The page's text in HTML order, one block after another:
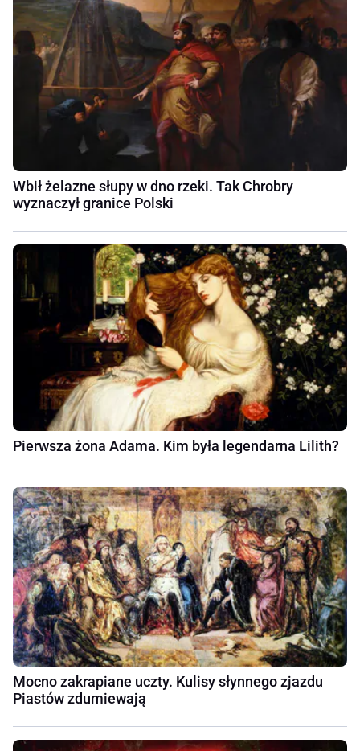
Wbił żelazne słupy w dno rzeki. Tak Chrobry
wyznaczył granice Polski
Pierwsza żona Adama. Kim była legendarna Lilith?
Mocno zakrapiane uczty. Kulisy słynnego zjazdu
Piastów zdumiewają